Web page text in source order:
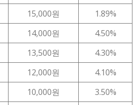
15,000원
1.89%
14,000원
4.50%
13,500원
4.30%
12,000원
4.10%
10,000원
3.50%